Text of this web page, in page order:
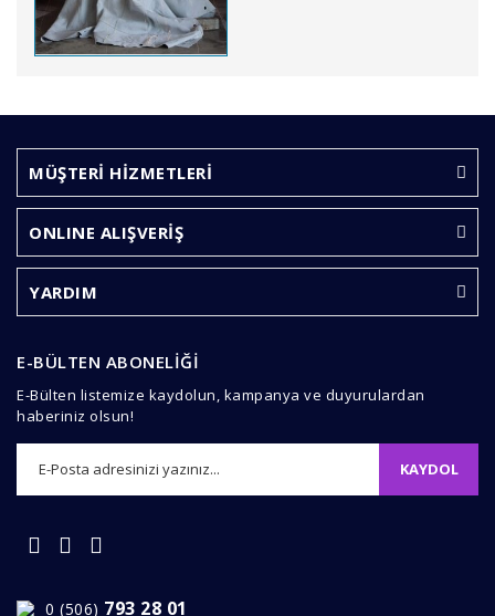
Yorum Yaz
formunu kullanarak tarafımıza iletebilirsiniz.
Görüş ve önerileriniz için teşekkür ederiz.
Ürün resmi kalitesiz, bozuk veya görüntülenemiyor.
Ürün açıklamasında eksik bilgiler bulunuyor.
Ürün fiyatı diğer sitelerden daha pahalı.
Gönder
MÜŞTERİ HİZMETLERİ
ONLINE ALIŞVERİŞ
YARDIM
E-BÜLTEN ABONELİĞİ
E-Bülten listemize kaydolun, kampanya ve duyurulardan
haberiniz olsun!
KAYDOL
0 (506) 793 28 01